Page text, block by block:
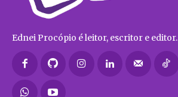
Ednei Procópio é leitor, escritor e editor.